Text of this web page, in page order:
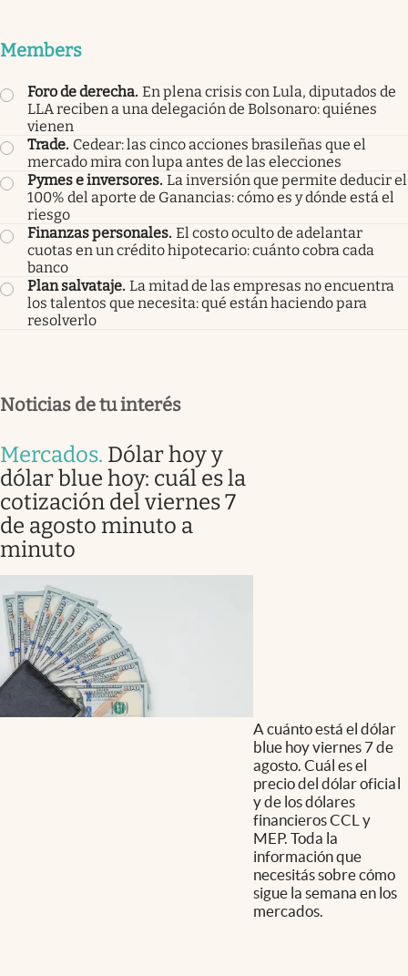
Members
Foro de derecha. En plena crisis con Lula, diputados de
LLA reciben a una delegación de Bolsonaro: quiénes
vienen
Trade. Cedear: las cinco acciones brasileñas que el
mercado mira con lupa antes de las elecciones
Pymes e inversores. La inversión que permite deducir el
100% del aporte de Ganancias: cómo es y dónde está el
riesgo
Finanzas personales. El costo oculto de adelantar
cuotas en un crédito hipotecario: cuánto cobra cada
banco
Plan salvataje. La mitad de las empresas no encuentra
los talentos que necesita: qué están haciendo para
resolverlo
Noticias de tu interés
Mercados. Dólar hoy y
dólar blue hoy: cuál es la
cotización del viernes 7
de agosto minuto a
minuto
A cuánto está el dólar
blue hoy viernes 7 de
agosto. Cuál es el
precio del dólar oficial
y de los dólares
financieros CCL y
MEP. Toda la
información que
necesitás sobre cómo
sigue la semana en los
mercados.